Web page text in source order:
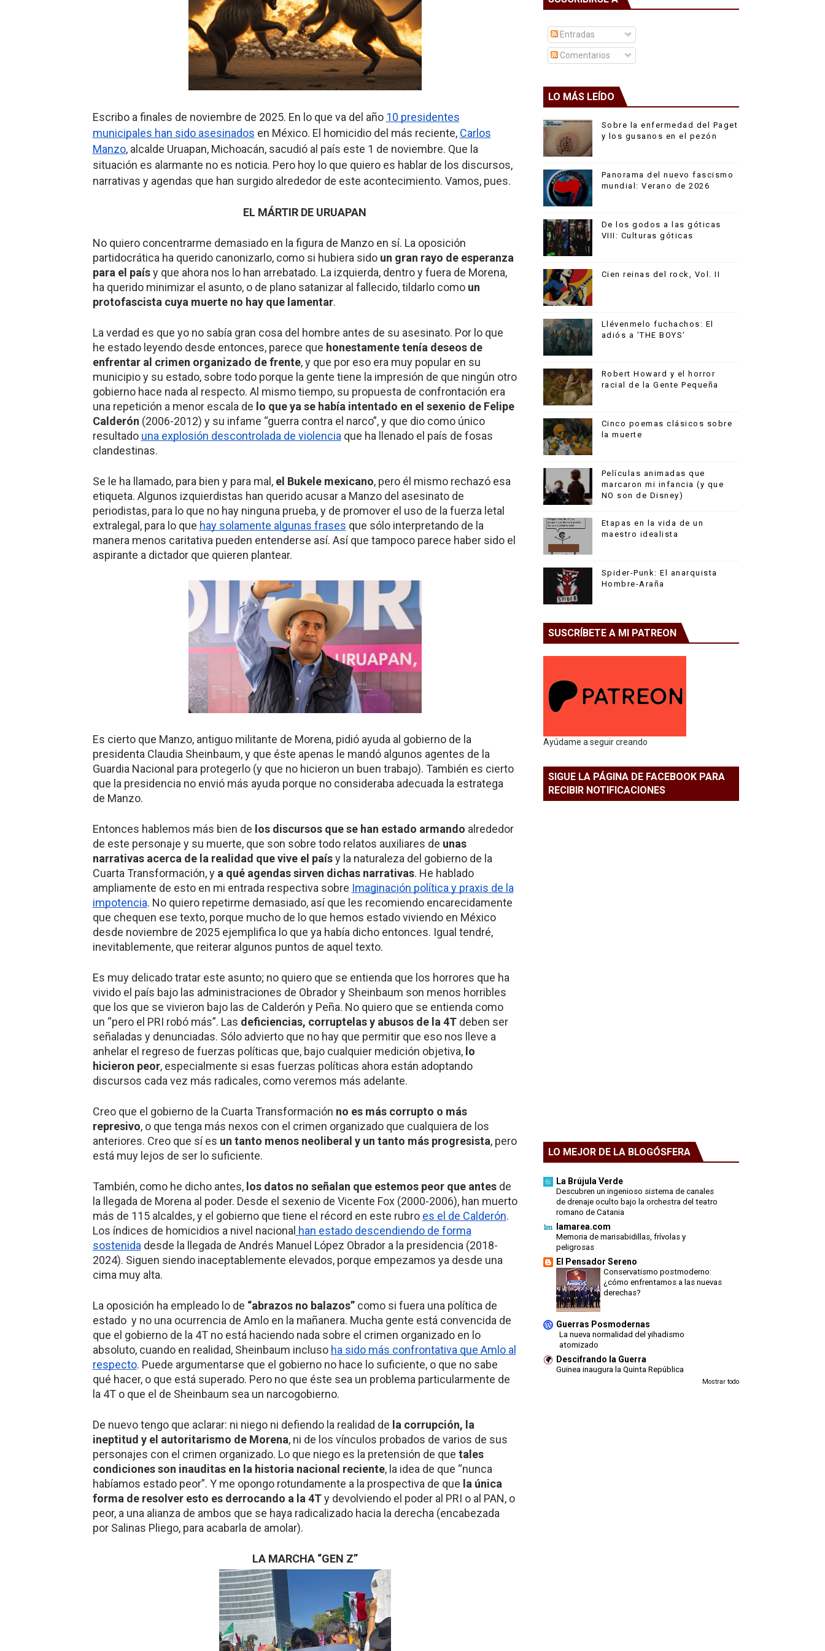
Gentile: Lo que debes entender sobre el fascismo
Definiendo: ¿Qué es el fascismo?
Panorama del nuevo fascismo mundial: Verano de 2026
La falacia etimológica
Escribo a finales de noviembre de 2025. En lo que va del año 10 presidentes
municipales han sido asesinados en México. El homicidio del más reciente, Carlos
Manzo, alcalde Uruapan, Michoacán, sacudió al país este 1 de noviembre. Que la
situación es alarmante no es noticia. Pero hoy lo que quiero es hablar de los discursos,
narrativas y agendas que han surgido alrededor de este acontecimiento. Vamos, pues.
EL MÁRTIR DE URUAPAN
No quiero concentrarme demasiado en la figura de Manzo en sí. La oposición
partidocrática ha querido canonizarlo, como si hubiera sido un gran rayo de esperanza
para el paísy que ahora nos lo han arrebatado. La izquierda, dentro y fuera de Morena,
ha querido minimizar el asunto, o de plano satanizar al fallecido, tildarlo como un
protofascista cuya muerte no hay que lamentar.
La verdad es que yo no sabía gran cosa del hombre antes de su asesinato. Por lo que
he estado leyendo desde entonces, parece que honestamente tenía deseos de
enfrentar al crimen organizado de frente, y que por eso era muy popular en su
municipio y su estado, sobre todo porque la gente tiene la impresión de que ningún otro
gobierno hace nada al respecto. Al mismo tiempo, su propuesta de confrontación era
una repetición a menor escala de lo que ya se había intentado en el sexenio de Felipe
Calderón (2006-2012) y su infame “guerra contra el narco”, y que dio como único
resultado una explosión descontrolada de violencia que ha llenado el país de fosas
clandestinas.
Se le ha llamado, para bien y para mal, el Bukele mexicano, pero él mismo rechazó esa
etiqueta. Algunos izquierdistas han querido acusar a Manzo del asesinato de
periodistas, para lo que no hay ninguna prueba, y de promover el uso de la fuerza letal
extralegal, para lo que hay solamente algunas frases que sólo interpretando de la
manera menos caritativa pueden entenderse así. Así que tampoco parece haber sido el
aspirante a dictador que quieren plantear.
Es cierto que Manzo, antiguo militante de Morena, pidió ayuda al gobierno de la
presidenta Claudia Sheinbaum, y que éste apenas le mandó algunos agentes de la
Guardia Nacional para protegerlo (y que no hicieron un buen trabajo). También es cierto
que la presidencia no envió más ayuda porque no consideraba adecuada la estratega
de Manzo.
Entonces hablemos más bien de los discursos que se han estado armando alrededor
de este personaje y su muerte, que son sobre todo relatos auxiliares de unas
narrativas acerca de la realidad que vive el paísy la naturaleza del gobierno de la
Cuarta Transformación, y a qué agendas sirven dichas narrativas. He hablado
ampliamente de esto en mi entrada respectiva sobre Imaginación política y praxis de la
impotencia. No quiero repetirme demasiado, así que les recomiendo encarecidamente
que chequen ese texto, porque mucho de lo que hemos estado viviendo en México
desde noviembre de 2025 ejemplifica lo que ya había dicho entonces. Igual tendré,
inevitablemente, que reiterar algunos puntos de aquel texto.
Es muy delicado tratar este asunto; no quiero que se entienda que los horrores que ha
vivido el país bajo las administraciones de Obrador y Sheinbaum son menos horribles
que los que se vivieron bajo las de Calderón y Peña. No quiero que se entienda como
un “pero el PRI robó más”. Las deficiencias, corruptelas y abusos de la 4Tdeben ser
señaladas y denunciadas. Sólo advierto que no hay que permitir que eso nos lleve a
anhelar el regreso de fuerzas políticas que, bajo cualquier medición objetiva, lo
hicieron peor, especialmente si esas fuerzas políticas ahora están adoptando
discursos cada vez más radicales, como veremos más adelante.
Creo que el gobierno de la Cuarta Transformación no es más corrupto o más
represivo, o que tenga más nexos con el crimen organizado que cualquiera de los
anteriores. Creo que sí es un tanto menos neoliberal y un tanto más progresista, pero
está muy lejos de ser lo suficiente.
También, como he dicho antes, los datos no señalan que estemos peor que antesde
la llegada de Morena al poder. Desde el sexenio de Vicente Fox (2000-2006), han muerto
más de 115 alcaldes, y el gobierno que tiene el récord en este rubro es el de Calderón.
Los índices de homicidios a nivel nacional han estado descendiendo de forma
sostenida desde la llegada de Andrés Manuel López Obrador a la presidencia (2018-
2024). Siguen siendo inaceptablemente elevados, porque empezamos ya desde una
cima muy alta.
La oposición ha empleado lo de “abrazos no balazos”como si fuera una política de
estado y no una ocurrencia de Amlo en la mañanera. Mucha gente está convencida de
que el gobierno de la 4T no está haciendo nada sobre el crimen organizado en lo
absoluto, cuando en realidad, Sheinbaum incluso ha sido más confrontativa que Amlo al
respecto. Puede argumentarse que el gobierno no hace lo suficiente, o que no sabe
qué hacer, o que está superado. Pero no que éste sea un problema particularmente de
la 4T o que el de Sheinbaum sea un narcogobierno.
De nuevo tengo que aclarar: ni niego ni defiendo la realidad de la corrupción, la
ineptitud y el autoritarismo de Morena, ni de los vínculos probados de varios de sus
personajes con el crimen organizado. Lo que niego es la pretensión de que tales
condiciones son inauditas en la historia nacional reciente, la idea de que “nunca
habíamos estado peor”. Y me opongo rotundamente a la prospectiva de que la única
forma de resolver esto es derrocando a la 4Ty devolviendo el poder al PRI o al PAN, o
peor, a una alianza de ambos que se haya radicalizado hacia la derecha (encabezada
por Salinas Pliego, para acabarla de amolar).
LA MARCHA “GEN Z”
Entradas
Comentarios
LO MÁS LEÍDO
Sobre la enfermedad del Paget
y los gusanos en el pezón
Panorama del nuevo fascismo
mundial: Verano de 2026
De los godos a las góticas
VIII: Culturas góticas
Cien reinas del rock, Vol. II
Llévenmelo fuchachos: El
adiós a 'THE BOYS'
Robert Howard y el horror
racial de la Gente Pequeña
Cinco poemas clásicos sobre
la muerte
Películas animadas que
marcaron mi infancia (y que
NO son de Disney)
Etapas en la vida de un
maestro idealista
Spider-Punk: El anarquista
Hombre-Araña
SUSCRÍBETE A MI PATREON
Ayúdame a seguir creando
SIGUE LA PÁGINA DE FACEBOOK PARA
RECIBIR NOTIFICACIONES
LO MEJOR DE LA BLOGÓSFERA
La Brújula Verde
Descubren un ingenioso sistema de canales
de drenaje oculto bajo la orchestra del teatro
romano de Catania
lamarea.com
Memoria de marisabidillas, frívolas y
peligrosas
El Pensador Sereno
Conservatismo postmoderno:
¿cómo enfrentamos a las nuevas
derechas?
Guerras Posmodernas
La nueva normalidad del yihadismo
atomizado
Descifrando la Guerra
Guinea inaugura la Quinta República
Mostrar todo